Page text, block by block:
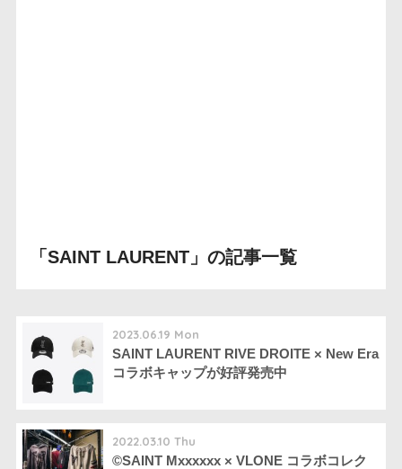
「SAINT LAURENT」の記事一覧
2023.06.19 Mon
SAINT LAURENT RIVE DROITE × New Era
コラボキャップが好評発売中
2022.03.10 Thu
©SAINT Mxxxxxx × VLONE コラボコレク